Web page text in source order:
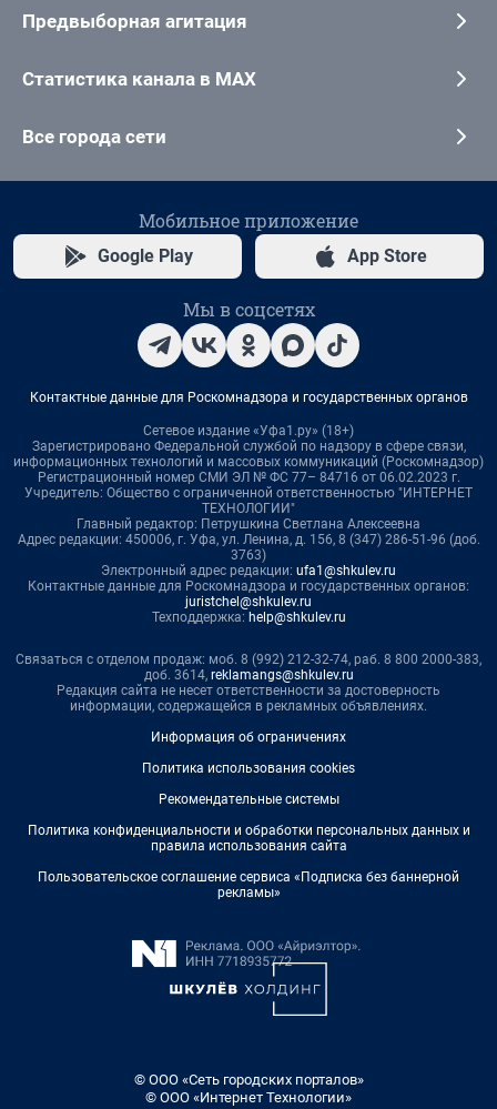
Предвыборная агитация
Статистика канала в MAX
Все города сети
Мобильное приложение
Google Play App Store
Мы в соцсетях
Контактные данные для Роскомнадзора и государственных органов
Сетевое издание «Уфа1.ру» (18+)
Зарегистрировано Федеральной службой по надзору в сфере связи,
информационных технологий и массовых коммуникаций (Роскомнадзор)
Регистрационный номер СМИ ЭЛ № ФС 77– 84716 от 06.02.2023 г.
Учредитель: Общество с ограниченной ответственностью "ИНТЕРНЕТ
ТЕХНОЛОГИИ"
Главный редактор: Петрушкина Светлана Алексеевна
Адрес редакции: 450006, г. Уфа, ул. Ленина, д. 156, 8 (347) 286-51-96 (доб.
3763)
Электронный адрес редакции: ufa1@shkulev.ru
Контактные данные для Роскомнадзора и государственных органов:
juristchel@shkulev.ru
Техподдержка: help@shkulev.ru
Связаться с отделом продаж: моб. 8 (992) 212-32-74, раб. 8 800 2000-383,
доб. 3614, reklamangs@shkulev.ru
Редакция сайта не несет ответственности за достоверность
информации, содержащейся в рекламных объявлениях.
Информация об ограничениях
Политика использования cookies
Рекомендательные системы
Политика конфиденциальности и обработки персональных данных и
правила использования сайта
Пользовательское соглашение сервиса «Подписка без баннерной
рекламы»
© ООО «Сеть городских порталов»
© ООО «Интернет Технологии»